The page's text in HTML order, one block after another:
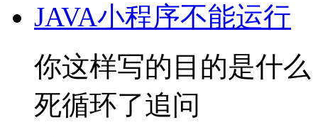
JAVA小程序不能运行
你这样写的目的是什
死循环了追问